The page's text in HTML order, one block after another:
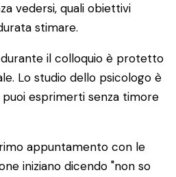
vedersi, quali obiettivi
stimare.
il colloquio è protetto
Lo studio dello psicologo è
puoi esprimerti senza timore
appuntamento con le
iniziano dicendo "non so